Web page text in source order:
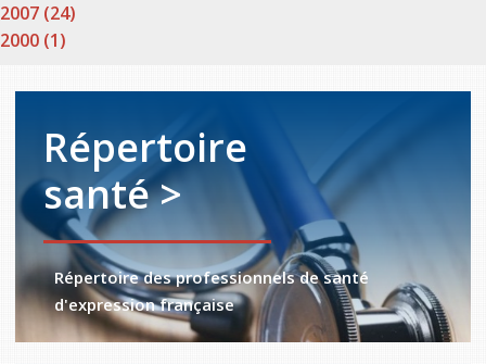
2007 (24)
2000 (1)
Répertoire
santé >
Répertoire des professionnels de santé
d'expression française